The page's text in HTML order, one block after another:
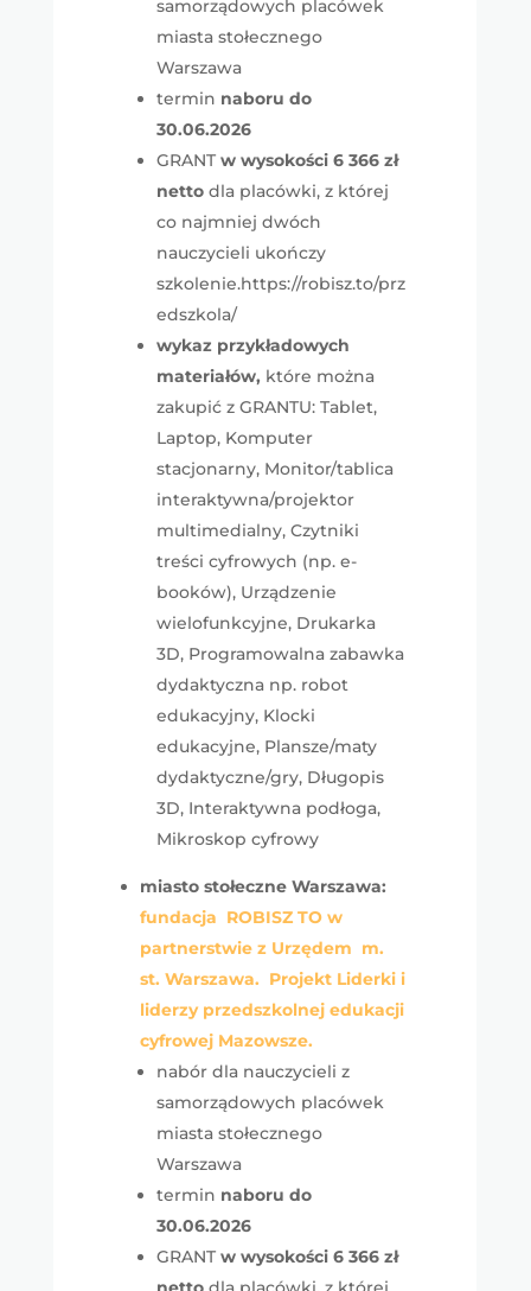
samorządowych placówek
miasta stołecznego
Warszawa
termin naboru do
30.06.2026
GRANTw wysokości 6 366 zł
netto dla placówki, z której
co najmniej dwóch
nauczycieli ukończy
szkolenie.https://robisz.to/prz
edszkola/
wykaz przykładowych
materiałów, które można
zakupić z GRANTU: Tablet,
Laptop, Komputer
stacjonarny, Monitor/tablica
interaktywna/projektor
multimedialny, Czytniki
treści cyfrowych (np. e-
booków), Urządzenie
wielofunkcyjne, Drukarka
3D, Programowalna zabawka
dydaktyczna np. robot
edukacyjny, Klocki
edukacyjne, Plansze/maty
dydaktyczne/gry, Długopis
3D, Interaktywna podłoga,
Mikroskop cyfrowy
miasto stołeczne Warszawa:
fundacja ROBISZ TO w
partnerstwie z Urzędem m.
st. Warszawa. Projekt Liderki i
liderzy przedszkolnej edukacji
cyfrowej Mazowsze.
nabór dla nauczycieli z
samorządowych placówek
miasta stołecznego
Warszawa
termin naboru do
30.06.2026
GRANTw wysokości 6 366 zł